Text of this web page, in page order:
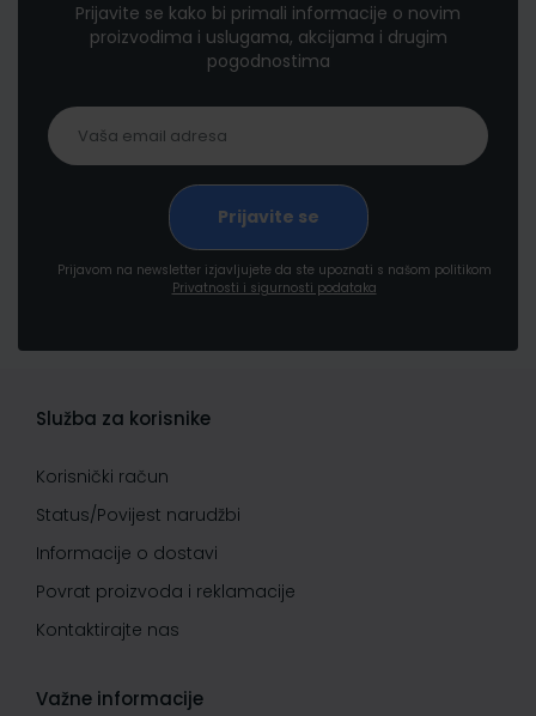
Prijavite se kako bi primali informacije o novim
proizvodima i uslugama, akcijama i drugim
pogodnostima
Prijavom na newsletter izjavljujete da ste upoznati s našom politikom
Privatnosti i sigurnosti podataka
Služba za korisnike
Korisnički račun
Status/Povijest narudžbi
Informacije o dostavi
Povrat proizvoda i reklamacije
Kontaktirajte nas
Važne informacije